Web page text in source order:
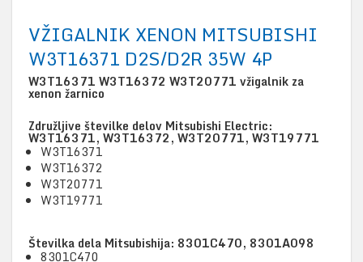
VŽIGALNIK XENON MITSUBISHI
W3T16371 D2S/D2R 35W 4P
W3T16371 W3T16372 W3T20771 vžigalnik za
xenon žarnico
Združljive številke delov Mitsubishi Electric:
W3T16371, W3T16372, W3T20771, W3T19771
W3T16371
W3T16372
W3T20771
W3T19771
Številka dela Mitsubishija: 8301C470, 8301A098
8301C470